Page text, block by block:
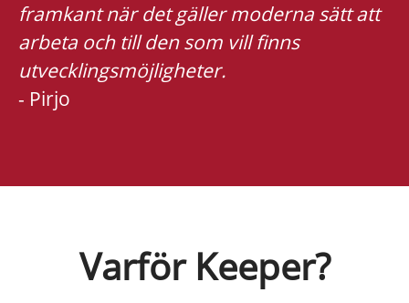
framkant när det gäller moderna sätt att
arbeta och till den som vill finns
utvecklingsmöjligheter.
- Pirjo
Varför Keeper?